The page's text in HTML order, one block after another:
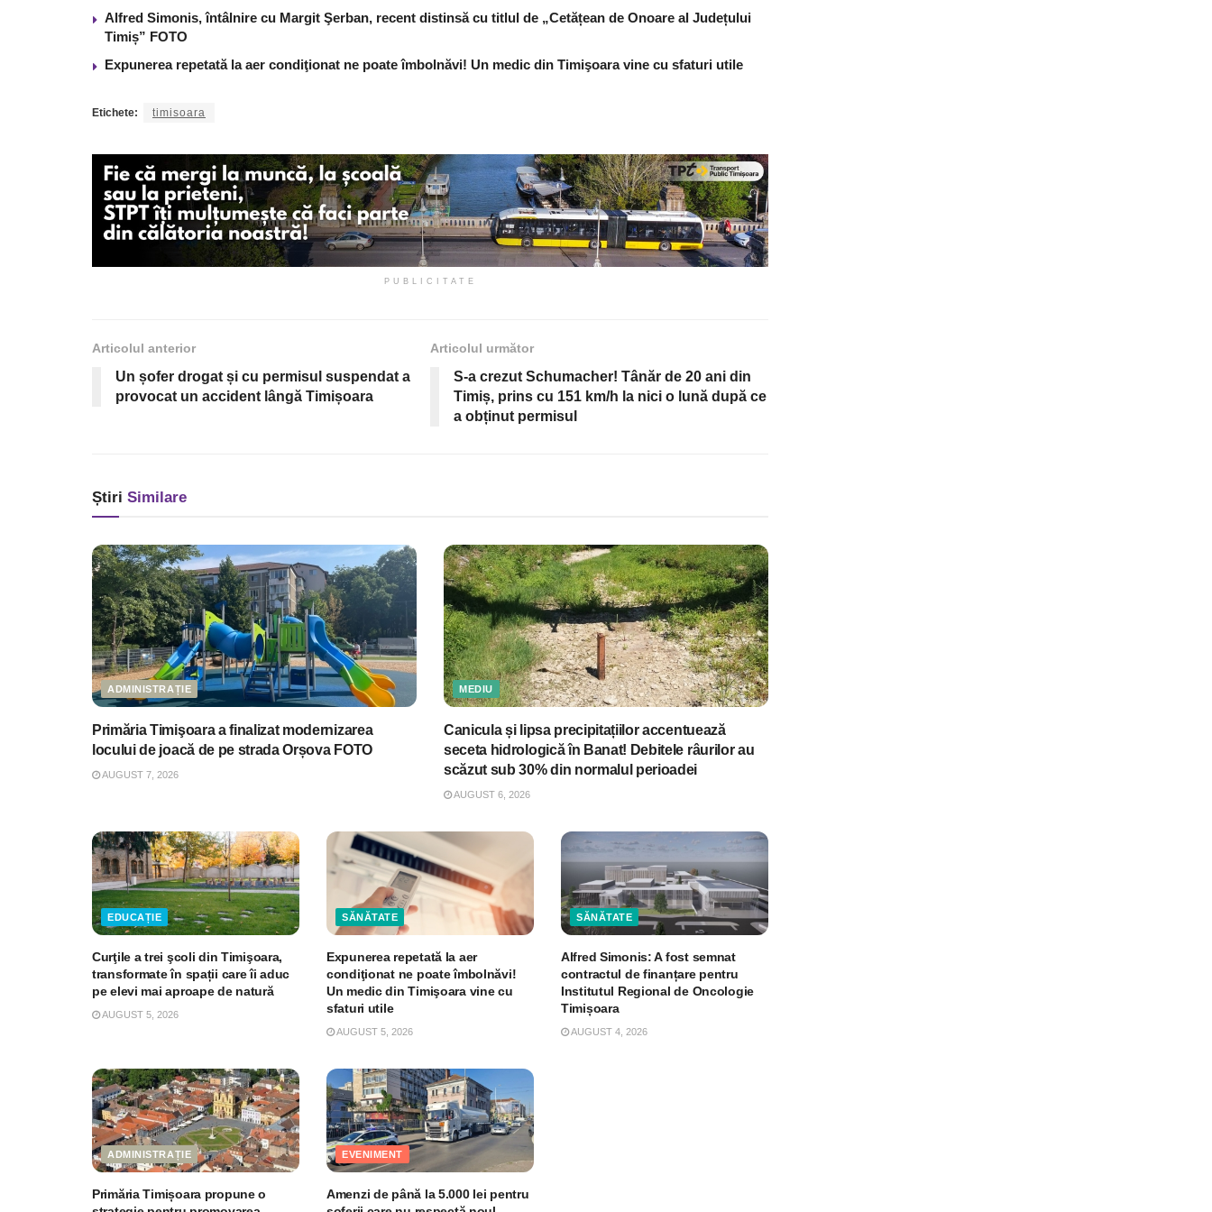
Alfred Simonis, întâlnire cu Margit Şerban, recent distinsă cu titlul de „Cetățean de Onoare al Județului
Timiș” FOTO
Expunerea repetată la aer condiţionat ne poate îmbolnăvi! Un medic din Timişoara vine cu sfaturi utile
Etichete: timisoara
PUBLICITATE
Articolul anterior
Un șofer drogat și cu permisul suspendat a
provocat un accident lângă Timișoara
Articolul următor
S-a crezut Schumacher! Tânăr de 20 ani din
Timiș, prins cu 151 km/h la nici o lună după ce
a obținut permisul
Știri Similare
ADMINISTRAȚIE
Primăria Timişoara a finalizat modernizarea
locului de joacă de pe strada Orșova FOTO
AUGUST 7, 2026
MEDIU
Canicula și lipsa precipitațiilor accentuează
seceta hidrologică în Banat! Debitele râurilor au
scăzut sub 30% din normalul perioadei
AUGUST 6, 2026
EDUCAȚIE
Curţile a trei şcoli din Timişoara,
transformate în spații care îi aduc
pe elevi mai aproape de natură
AUGUST 5, 2026
SĂNĂTATE
Expunerea repetată la aer
condiţionat ne poate îmbolnăvi!
Un medic din Timişoara vine cu
sfaturi utile
AUGUST 5, 2026
SĂNĂTATE
Alfred Simonis: A fost semnat
contractul de finanțare pentru
Institutul Regional de Oncologie
Timișoara
AUGUST 4, 2026
ADMINISTRAȚIE
Primăria Timișoara propune o
EVENIMENT
Amenzi de până la 5.000 lei pentru